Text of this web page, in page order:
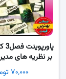
بر نظریه های
۷۰,۰۰۰ تومان